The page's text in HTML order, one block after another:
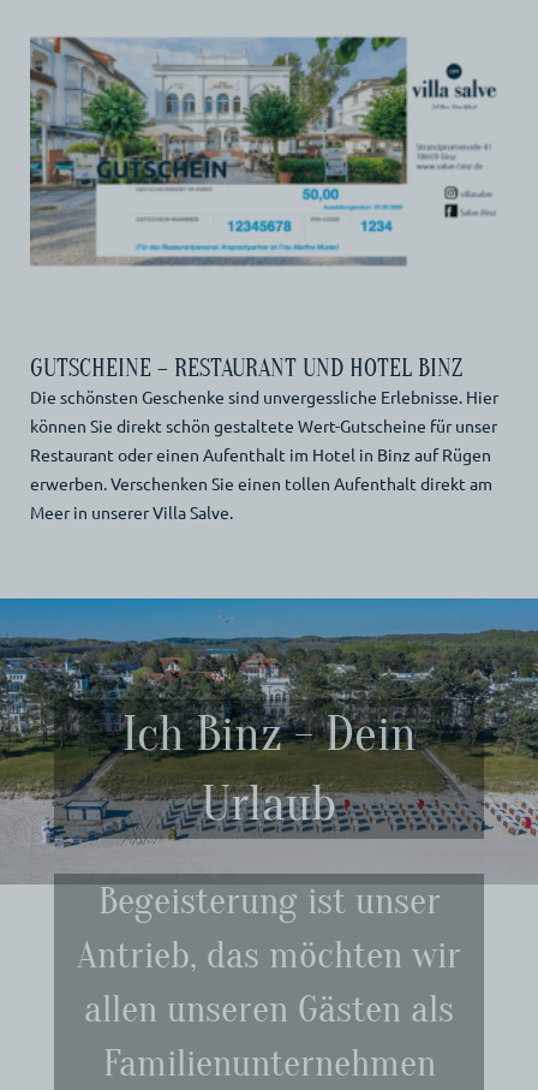
GUTSCHEINE – RESTAURANT UND HOTEL BINZ
Die schönsten Geschenke sind unvergessliche Erlebnisse. Hier
können Sie direkt schön gestaltete Wert-Gutscheine für unser
Restaurant oder einen Aufenthalt im Hotel in Binz auf Rügen
erwerben. Verschenken Sie einen tollen Aufenthalt direkt am
Meer in unserer Villa Salve.
Ich Binz - Dein
Urlaub
Begeisterung ist unser
Antrieb, das möchten wir
allen unseren Gästen als
Familienunternehmen